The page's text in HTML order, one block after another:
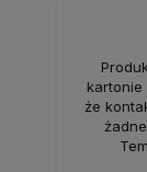
kartonie
że